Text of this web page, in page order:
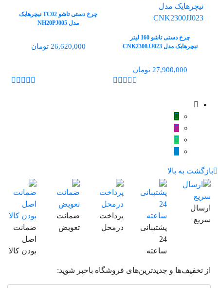
چرخ دستی تاشو 160 لیتر
نیچرهایک مدل CNK2300JJ023
27,900,000 تومان
چرخ دستی تاشو TC02 نیچرهایک
مدل NH20PJ005
26,620,000 تومان
بازگشت به بالا
ارسال
سریع
پشتیبانی
24
ساعته
پرداخت
درمحل
ضمانت
تعویض
ضمانت
اصل
بودن کالا
از تخفیف‌ها و جدیدترین‌های فروشگاه باخبر شوید: